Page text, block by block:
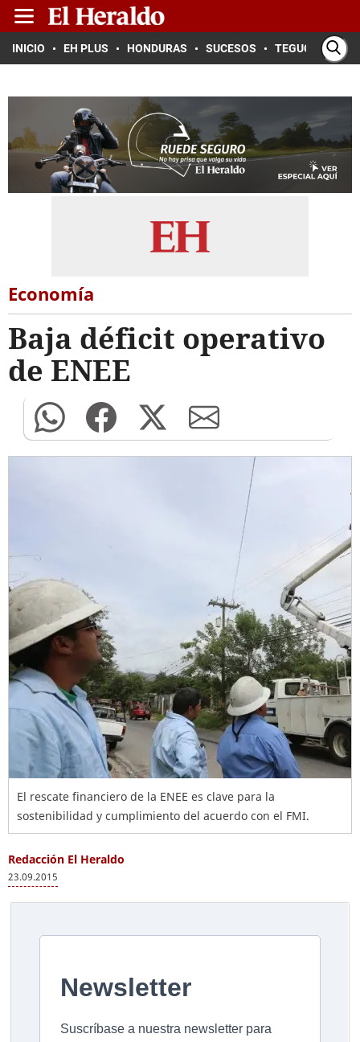
INICIO EH PLUS HONDURAS SUCESOS TEGUCIGALPA
Economía
Baja déficit operativo
de ENEE
El rescate financiero de la ENEE es clave para la
sostenibilidad y cumplimiento del acuerdo con el FMI.
Redacción El Heraldo
23.09.2015